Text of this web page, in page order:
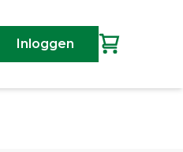
Inloggen